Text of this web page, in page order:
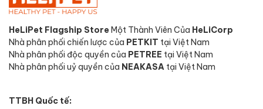
2.2 Rủi ro về chức năng và
hiệu suất
Máy dọn vệ sinh mèo cũcó thể gặp vấn đề về hiệu
suất hoạt động, chẳng hạn như không tự động dọn dẹp.
còn gây phiền toái cho người nuôi mèo.
HeLiPet Flagship StoreMột Thành Viên Của HeLiCorp
Nhà phân phối chiến lược của PETKIT tại Việt Nam
Nhà phân phối độc quyền của PETREE tại Việt Nam
Nhà phân phối uỷ quyền của NEAKASA tại Việt Nam
TTBH Quốc tế: